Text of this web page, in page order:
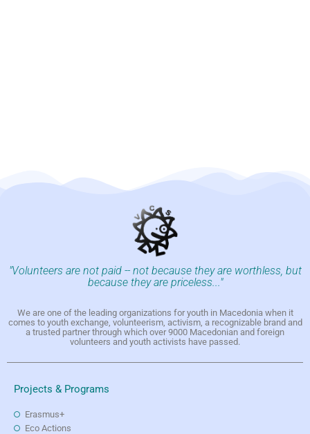
"Volunteers are not paid -- not because they are worthless, but
because they are priceless..."
We are one of the leading organizations for youth in Macedonia when it
comes to youth exchange, volunteerism, activism, a recognizable brand and
a trusted partner through which over 9000 Macedonian and foreign
volunteers and youth activists have passed.
Projects & Programs
Erasmus+
Eco Actions